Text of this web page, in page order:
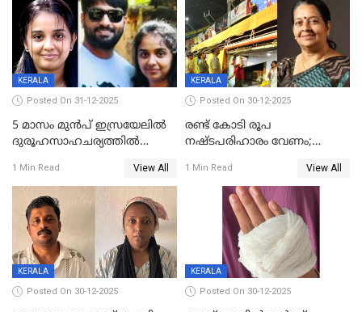
KERALA
Posted On 31-12-2025
5 മാസം മുൻപ് ഇസ്രയേലിൽ
ദുരൂഹസാഹചര്യത്തിൽ
മലയാളി യുവാവിന്റെ ഭാര്യയും
മരിച്ചു
1 Min Read View All
KERALA
Posted On 30-12-2025
രണ്ട് കോടി രൂപ
നഷ്ടപരിഹാരം വേണം;
നോട്ടീസയച്ച് ഉമാ തോമസ്
1 Min Read View All
KERALA
Posted On 30-12-2025
KERALA
Posted On 30-12-2025